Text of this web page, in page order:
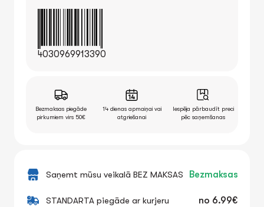
4030969913390
Bezmaksas piegāde
pirkumiem virs 50€
14 dienas apmaiņai vai
atgriešanai
Iespēja pārbaudīt preci
pēc saņemšanas
Saņemt mūsu veikalā BEZ MAKSAS Bezmaksas
STANDARTA piegāde ar kurjeru no 6.99€